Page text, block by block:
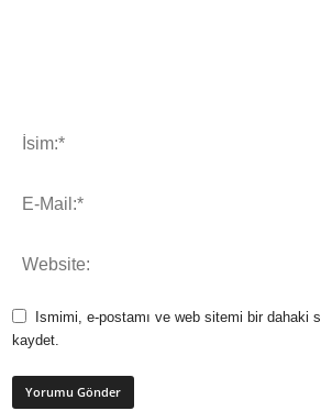
Ismimi, e-postamı ve web sitemi bir dahaki
kaydet.